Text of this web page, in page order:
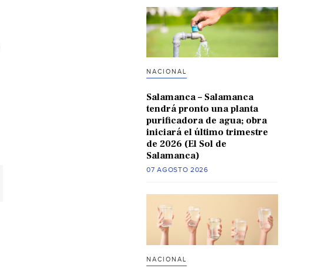
NACIONAL
Salamanca – Salamanca
tendrá pronto una planta
purificadora de agua; obra
iniciará el último trimestre
de 2026 (El Sol de
Salamanca)
07 AGOSTO 2026
NACIONAL